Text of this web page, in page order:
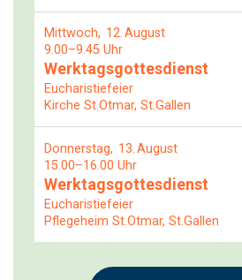
Mittwoch 12 August
9.00–9.45 Uhr
Werktagsgottesdienst
Eucharistiefeier
Kirche St.Otmar, St.Gallen
Donnerstag 13 August
15.00–16.00 Uhr
Werktagsgottesdienst
Eucharistiefeier
Pflegeheim St.Otmar, St.Gallen